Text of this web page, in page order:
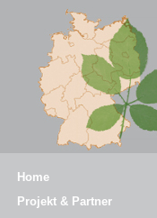
Home
Projekt & Partner